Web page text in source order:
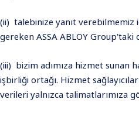
(ii) talebinize yanıt verebilmemiz
gereken ASSA ABLOY
(iii) bizim adımıza hizmet sunan
işbirliği ortağı. Hizmet
verileri yalnızca talimatlarımıza